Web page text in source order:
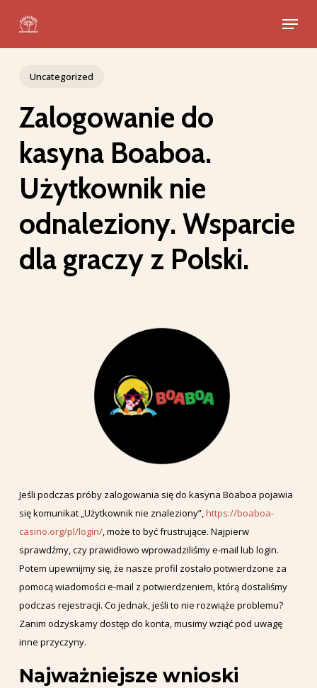
main
Menu
Uncategorized
Zalogowanie do
kasyna Boaboa.
Użytkownik nie
odnaleziony. Wsparcie
dla graczy z Polski.
Jeśli podczas próby zalogowania się do kasyna Boaboa pojawia
się komunikat „Użytkownik nie znaleziony”, https://boaboa-
casino.org/pl/login/, może to być frustrujące. Najpierw
sprawdźmy, czy prawidłowo wprowadziliśmy e-mail lub login.
Potem upewnijmy się, że nasze profil zostało potwierdzone za
pomocą wiadomości e-mail z potwierdzeniem, którą dostaliśmy
podczas rejestracji. Co jednak, jeśli to nie rozwiąże problemu?
Zanim odzyskamy dostęp do konta, musimy wziąć pod uwagę
inne przyczyny.
Najważniejsze wnioski